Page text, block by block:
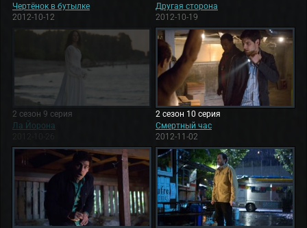
Чертёнок в бутылке
2012-10-12
Другая сторона
2012-10-19
2 сезон 9 серия
Ла Йорона
2012-10-26
2 сезон 10 серия
Смертный час
2012-11-02